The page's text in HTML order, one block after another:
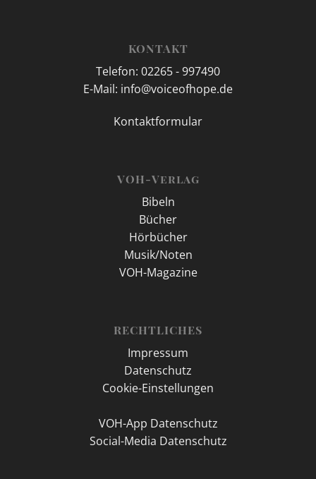
KONTAKT
Telefon: 02265 - 997490
E-Mail: info@voiceofhope.de
Kontaktformular
VOH-Verlag
Bibeln
Bücher
Hörbücher
Musik/Noten
VOH-Magazine
RECHTLICHES
Impressum
Datenschutz
Cookie-Einstellungen
VOH-App Datenschutz
Social-Media Datenschutz